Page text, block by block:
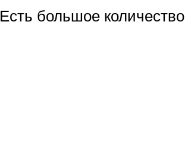
большое количество